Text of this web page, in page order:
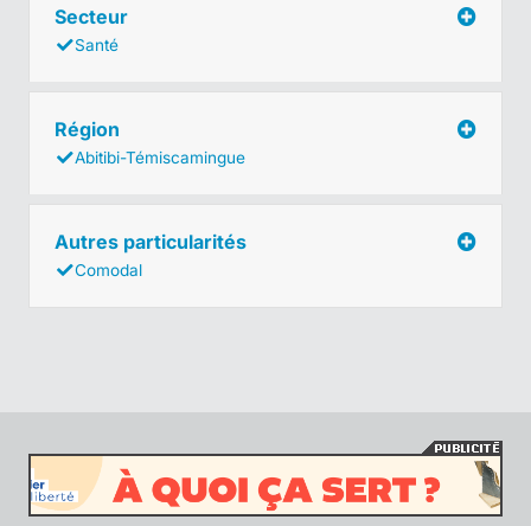
Secteur
Santé
Région
Abitibi-Témiscamingue
Autres particularités
Comodal